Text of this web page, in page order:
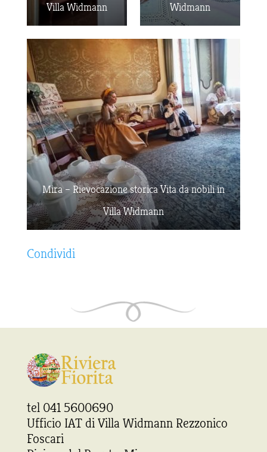
Villa Widmann
Widmann
Mira – Rievocazione storica Vita da nobili in
Villa Widmann
Condividi
tel 041 5600690
Ufficio IAT di Villa Widmann Rezzonico
Foscari